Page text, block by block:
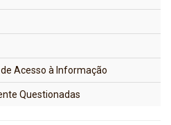
Acesso à Informação
Questionadas